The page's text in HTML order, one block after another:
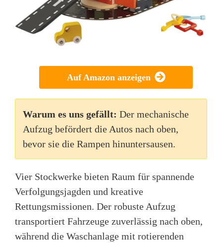
Auf Amazon anzeigen
Warum es uns gefällt: Der mechanische
Aufzug befördert die Autos nach oben,
bevor sie die Rampen hinuntersausen.
Vier Stockwerke bieten Raum für spannende
Verfolgungsjagden und kreative
Rettungsmissionen. Der robuste Aufzug
transportiert Fahrzeuge zuverlässig nach oben,
während die Waschanlage mit rotierenden